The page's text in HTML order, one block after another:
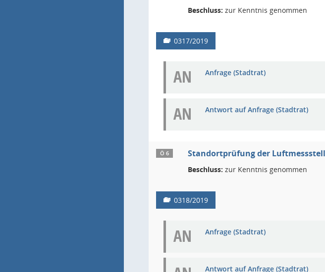
Beschluss: zur Kenntnis genommen
0317/2019
AN Anfrage (Stadtrat)
AN Antwort auf Anfrage (Stadtrat)
Ö 6 Standortprüfung der
Beschluss: zur Kenntnis genommen
0318/2019
AN Anfrage (Stadtrat)
Antwort auf Anfrage (Stadtrat)